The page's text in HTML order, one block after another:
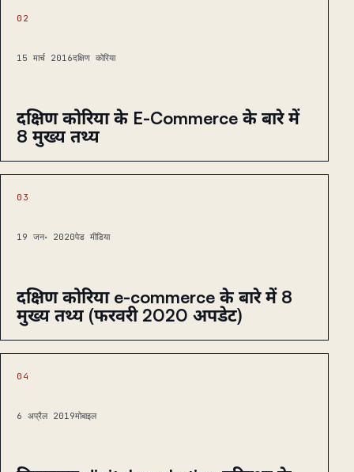
02
15 मार्च 2016दक्षिण कोरिया
दक्षिण कोरिया के E-Commerce के बारे में
8 मुख्य तथ्य
03
19 जन॰ 2020पेड मीडिया
दक्षिण कोरिया e-commerce के बारे में 8
मुख्य तथ्य (फरवरी 2020 अपडेट)
04
6 अप्रैल 2019मोबाइल